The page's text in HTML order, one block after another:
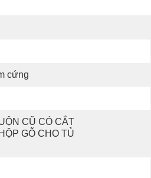
cứng
CŨ CÓ CẮT
GỖ CHO TỦ